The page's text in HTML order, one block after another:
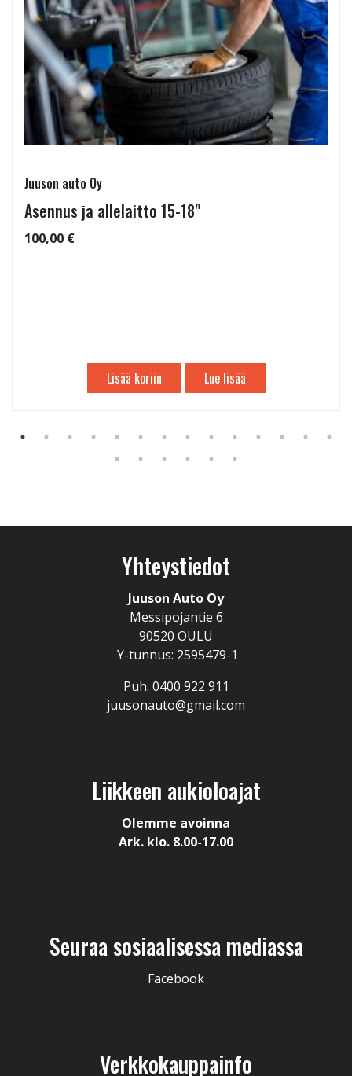
Juuson auto Oy
Asennus ja allelaitto 15-18"
100,00 €
Lisää koriin Lue lisää
Yhteystiedot
Juuson Auto Oy
Messipojantie 6
90520 OULU
Y-tunnus: 2595479-1
Puh. 0400 922 911
juusonauto@gmail.com
Liikkeen aukioloajat
Olemme avoinna
Ark. klo. 8.00-17.00
Seuraa sosiaalisessa mediassa
Facebook
Verkkokauppainfo